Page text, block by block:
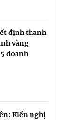
định thanh
vàng
doanh
Kiến nghị